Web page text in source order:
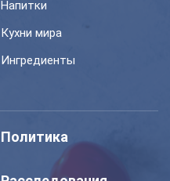
Напитки
Кухни мира
Ингредиенты
Политика